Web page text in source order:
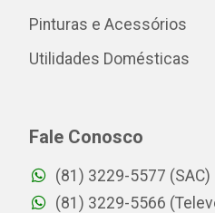
Pinturas e Acessórios
Utilidades Domésticas
Fale Conosco
(81) 3229-5577 (SAC)
(81) 3229-5566